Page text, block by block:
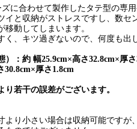
に合わせて製作したタテ型の専用
イと収納がストレスですし、数セ
動してしまいます。
く、キツ過ぎないので、何度も出
）：約 幅25.9cm×高さ32.8cm×厚さ
30.8cm×厚さ1.8cm
若干の誤差がございます。
り小さい場合は収納可能ですが